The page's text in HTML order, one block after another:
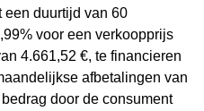
een duurtijd van 60
voor een verkoopprijs
4.661,52 €, te financieren
afbetalingen van
door de consument